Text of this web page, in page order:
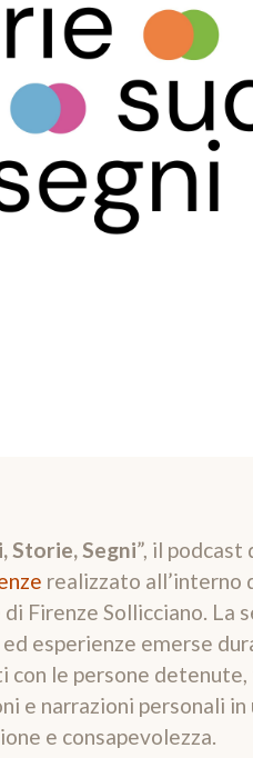
Storie, Segni”, il
realizzato all’interno
Firenze Sollicciano. La
esperienze emerse
con le persone
e narrazioni personali
e consapevolezza.